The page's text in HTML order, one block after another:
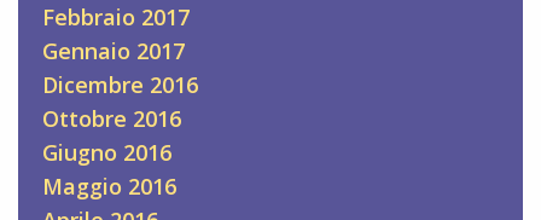
Febbraio 2017
Gennaio 2017
Dicembre 2016
Ottobre 2016
Giugno 2016
Maggio 2016